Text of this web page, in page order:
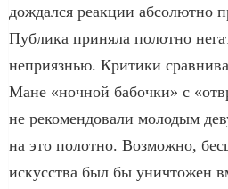
дождался реакции абсолютно
Публика приняла полотно
неприязнью. Критики
Мане «ночной бабочки» с
не рекомендовали молодым
на это полотно. Возможно,
искусства был бы уничтожен